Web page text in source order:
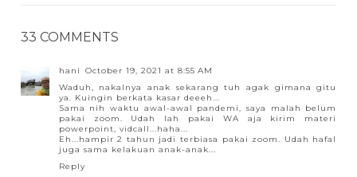
33 COMMENTS
hani
October 19, 2021 at 8:55 AM
Waduh, nakalnya anak sekarang tuh agak gimana gitu
ya. Kuingin berkata kasar deeeh...
Sama nih waktu awal-awal pandemi, saya malah belum
pakai zoom. Udah lah pakai WA aja kirim materi
powerpoint, vidcall...haha...
Eh...hampir 2 tahun jadi terbiasa pakai zoom. Udah hafal
juga sama kelakuan anak-anak...
Reply